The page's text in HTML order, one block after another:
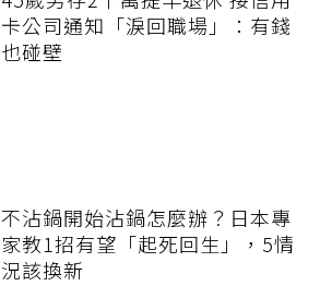
卡公司通知「淚回職場」：有錢
也碰壁
不沾鍋開始沾鍋怎麼辦？日本專
家教1招有望「起死回生」，5情
況該換新